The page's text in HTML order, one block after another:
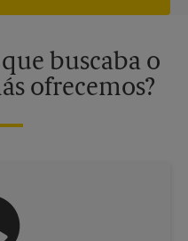
buscaba o
ofrecemos?